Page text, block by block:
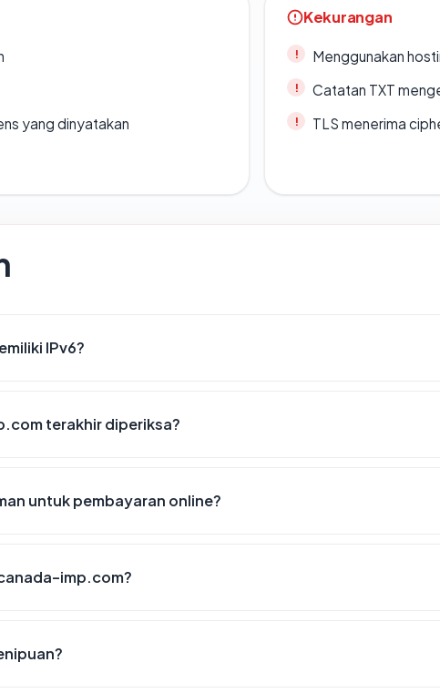
yang dinyatakan
Kekurangan
Menggunakan
Catatan TXT
TLS menerima
IPv6?
terakhir diperiksa?
untuk pembayaran online?
imp.com?